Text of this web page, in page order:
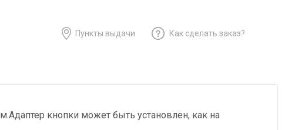
Пункты выдачи Как сделать заказ?
кнопки может быть установлен, как на